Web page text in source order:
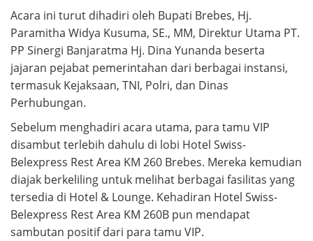
Acara ini turut dihadiri oleh Bupati Brebes, Hj.
Paramitha Widya Kusuma, SE., MM, Direktur Utama PT.
PP Sinergi Banjaratma Hj. Dina Yunanda beserta
jajaran pejabat pemerintahan dari berbagai instansi,
termasuk Kejaksaan, TNI, Polri, dan Dinas
Perhubungan.
Sebelum menghadiri acara utama, para tamu VIP
disambut terlebih dahulu di lobi Hotel Swiss-
Belexpress Rest Area KM 260 Brebes. Mereka kemudian
diajak berkeliling untuk melihat berbagai fasilitas yang
tersedia di Hotel & Lounge. Kehadiran Hotel Swiss-
Belexpress Rest Area KM 260B pun mendapat
sambutan positif dari para tamu VIP.